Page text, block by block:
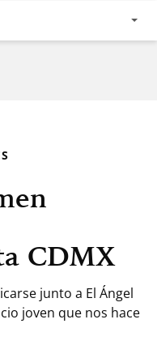
CDMX
junto a El Ángel
joven que nos hace